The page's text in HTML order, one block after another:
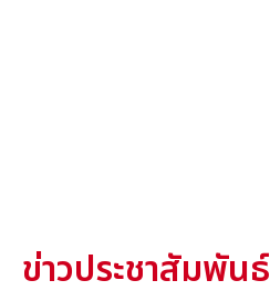
ข่าวประชาสัมพันธ์